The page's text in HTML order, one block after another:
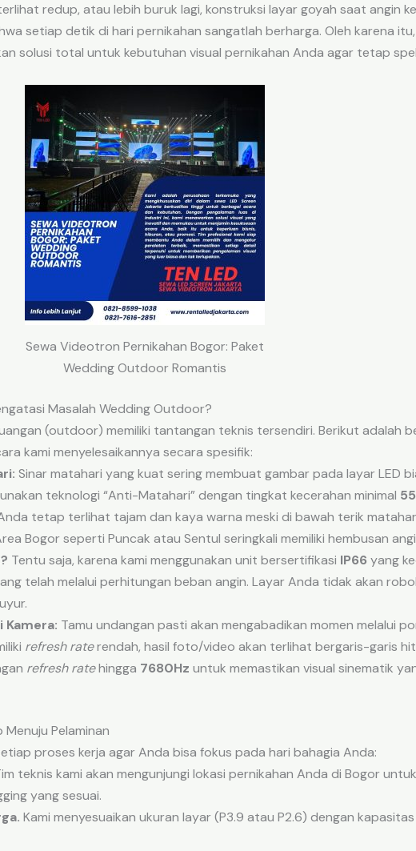
redup, atau lebih buruk lagi, konstruksi layar goyah saat angin
setiap detik di hari pernikahan sangatlah berharga. Oleh karena
solusi total untuk kebutuhan visual pernikahan Anda agar tetap
Sewa Videotron Pernikahan Bogor: Paket
Wedding Outdoor Romantis
Masalah Wedding Outdoor?
(outdoor) memiliki tantangan teknis tersendiri. Berikut adalah
kami menyelesaikannya secara spesifik:
Sinar matahari yang kuat sering membuat gambar pada layar LED
teknologi “Anti-Matahari” dengan tingkat kecerahan minimal
tetap terlihat tajam dan kaya warna meski di bawah terik
Bogor seperti Puncak atau Sentul seringkali memiliki hembusan
Tentu saja, karena kami menggunakan unit bersertifikasi IP66 yang
telah melalui perhitungan beban angin. Layar Anda tidak akan
Kamera: Tamu undangan pasti akan mengabadikan momen melalui
refresh raterendah, hasil foto/video akan terlihat bergaris-garis
refresh ratehingga 7680Hz untuk memastikan visual sinematik
Pelaminan
proses kerja agar Anda bisa fokus pada hari bahagia Anda:
teknis kami akan mengunjungi lokasi pernikahan Anda di Bogor
yang sesuai.
Kami menyesuaikan ukuran layar (P3.9 atau P2.6) dengan